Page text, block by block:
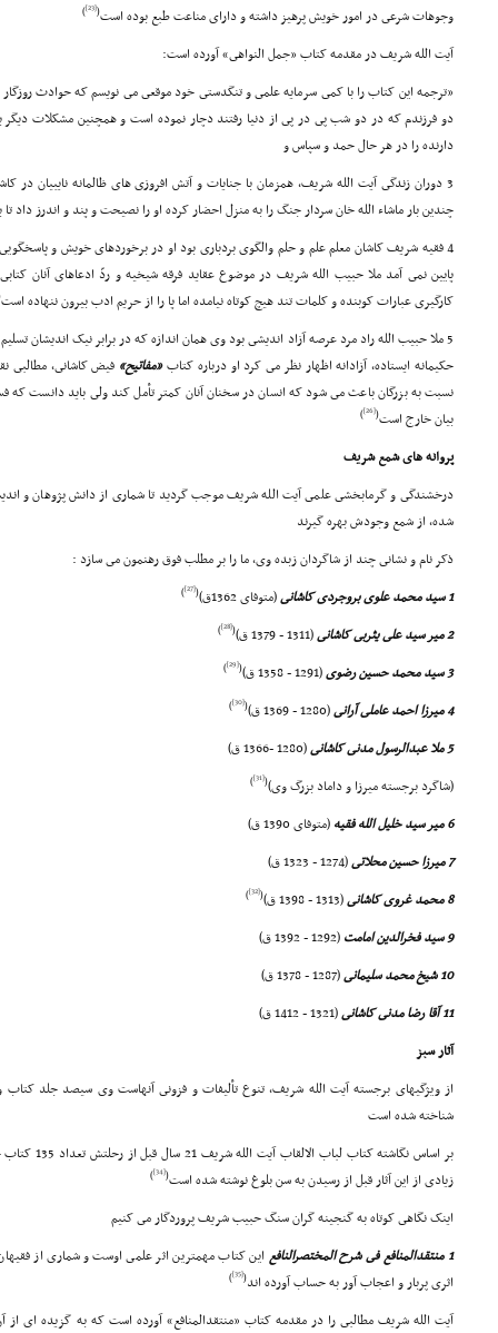
وجوهات شرعى در امور خویش پرهیز داشته و داراى مناعت طبع بوده است(
[23]
)
آیت الله شریف در مقدمه کتاب «جمل النواهى» آورده است:
«ترجمه این کتاب را با کمى سرمایه علمى و تنگدستى خود موقعى مى نویسم که حوادث
دو فرزندم که در دو شب پى در پى از دنیا رفتند دچار نموده است و همچنین مشکلات
دارنده را در هر حال حمد و سپاس و
3 دوران زندگى آیت الله شریف، همزمان با جنایات و آتش افروزى هاى ظالمانه نایبیان
چندین بار ماشاء الله خان سردار جنگ را به منزل احضار کرده او را نصیحت و پند و اندرز داد
4 فقیه شریف کاشان معلم علم و حلم والگوى بردبارى بود او در برخوردهاى خویش و
پایین نمى آمد ملا حبیب الله شریف در موضوع عقاید فرقه شیخیه و ردّ ادعاهاى آنان
کارگیرى عبارات کوبنده و کلمات تند هیچ کوتاه نیامده اما پا را از حریم ادب بیرون ننهاده است
5 ملا حبیب الله راد مرد عرصه آزاد اندیشى بود وى همان اندازه که در برابر نیک اندیشان
حکیمانه ایستاده، آزادانه اظهار نظر مى کرد او درباره کتاب«مفاتیح» فیض کاشانى،
نسبت به بزرگان باعث مى شود که انسان در سخنان آنان کمتر تأمل کند ولى باید دانست که
بیان خارج است(
[26]
)
پروانه هاى شمع شریف
درخشندگى و گرمابخشى علمى آیت الله شریف موجب گردید تا شمارى از دانش پژوهان و
شده، از شمع وجودش بهره گیرند
ذکر نام و نشانى چند از شاگردان زبده وى، ما را بر مطلب فوق رهنمون مى سازد :
1 سید محمد علوى بروجردى کاشانى
(متوفاى 1362ق) (
[27]
)
2 میر سید على یثربى کاشانى (1311 - 1379 ق) (
[28]
)
3 سید محمد حسین رضوى (1291 - 1358 ق) (
[29]
)
4 میرزا احمد عاملى آرانى (1280 - 1369 ق) (
[30]
)
5 ملا عبدالرسول مدنى کاشانى
(1280 -1366 ق)
(شاگرد برجسته میرزا و داماد بزرگ وى)(
[31]
)
6 میر سید خلیل الله فقیه
(متوفاى 1390 ق)
7 میرزا حسین محلاتى
(1274 - 1323 ق)
8 محمد غروى کاشانى
(1313 - 1398 ق) (
[32]
)
9 سید فخرالدین امامت
(1292 - 1392 ق)
10 شیخ محمد سلیمانى
(1287 - 1378 ق)
11 آقا رضا مدنى کاشانى
(1321 - 1412 ق)
آثار سبز
از ویژگیهاى برجسته آیت الله شریف، تنوع تألیفات و فزونى آنهاست وى سیصد جلد کتاب
شناخته شده است
بر اساس نگاشته کتاب لباب الالقاب آیت الله شریف 21 سال قبل از رحلتش تعداد 135 کتاب خویش را نام برده است
زیادى از این آثار قبل از رسیدن به سن بلوغ نوشته شده است(
[34]
)
اینک نگاهى کوتاه به گنجینه گران سنگ حبیب شریف پروردگار مى کنیم
1 منتقدالمنافع فى شرح المختصرالنافع
این کتاب مهمترین اثر علمى اوست و شمارى از
اثرى پربار و اعجاب آور به حساب آورده اند(
[35]
)
آیت الله شریف مطالبى را در مقدمه کتاب «منتقدالمنافع» آورده است که به گزیده اى